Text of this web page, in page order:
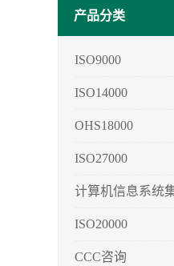
产品分类
ISO9000
ISO14000
OHS18000
ISO27000
ISO20000
CCC咨询